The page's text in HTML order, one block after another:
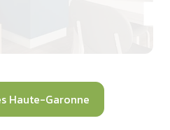
Haute-Garonne